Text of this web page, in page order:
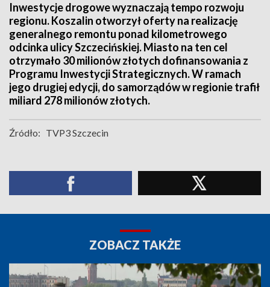
Inwestycje drogowe wyznaczają tempo rozwoju
regionu. Koszalin otworzył oferty na realizację
generalnego remontu ponad kilometrowego
odcinka ulicy Szczecińskiej. Miasto na ten cel
otrzymało 30 milionów złotych dofinansowania z
Programu Inwestycji Strategicznych. W ramach
jego drugiej edycji, do samorządów w regionie trafił
miliard 278 milionów złotych.
Źródło: TVP3 Szczecin
ZOBACZ TAKŻE